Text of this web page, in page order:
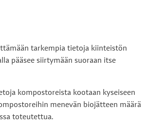
tarkempia tietoja kiinteistön
pääsee siirtymään suoraan itse
kompostoreista kootaan kyseiseen
menevän biojätteen määrä
toteutettua.